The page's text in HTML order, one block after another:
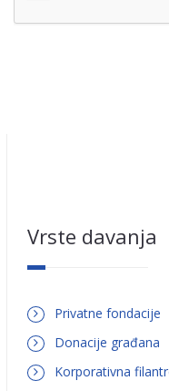
Vrste davanja
Privatne fondacije
Donacije građana
Korporativna